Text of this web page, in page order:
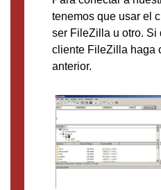
tenemos que usar el
ser FileZilla u otro. Si
cliente FileZilla haga
anterior.